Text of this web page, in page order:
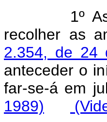
1º
recolher as
2.354, de 24
anteceder o
far-se-á
1989)